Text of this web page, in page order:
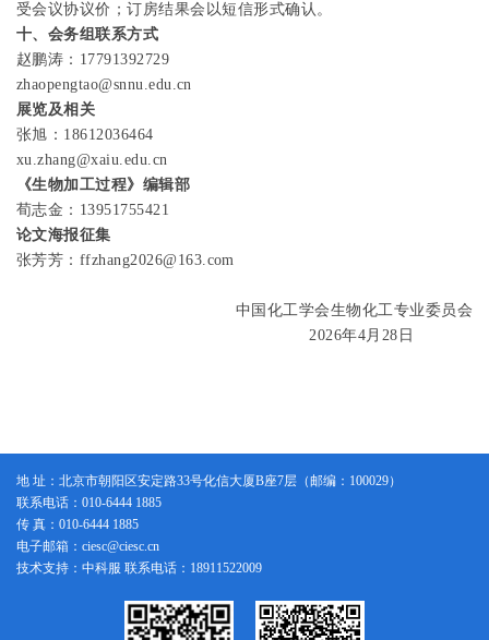
受会议协议价；订房结果会以短信形式确认。
十、会务组联系方式
赵鹏涛： 17791392729
zhaopengtao@snnu.edu.cn
展览及相关
张旭： 18612036464
xu.zhang@xaiu.edu.cn
《生物加工过程》编辑部
荀志金： 13951755421
论文海报征集
张芳芳： ffzhang2026@163.com
中国化工学会生物化工专业委员会
2026年4月 28 日
地 址：北京市朝阳区安定路33号化信大厦B座7层（邮编：100029）
联系电话：010-6444 1885
传 真：010-6444 1885
电子邮箱：ciesc@ciesc.cn
技术支持：中科服 联系电话：18911522009